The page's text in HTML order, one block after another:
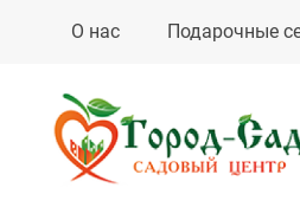
О нас Подарочные